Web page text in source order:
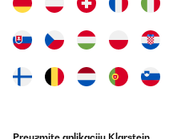
Although not fitted the hob
as the quality is superb.
but the UK department
she can't wait to get it
definitely be using your